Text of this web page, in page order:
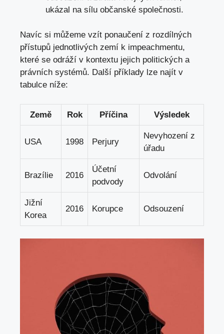
ukázal na sílu občanské společnosti.
Navíc si můžeme vzít ponaučení z rozdílných
přístupů jednotlivých zemí k impeachmentu,
které se odráží v kontextu jejich politických a
právních systémů. Další příklady lze najít v
tabulce níže:
Země Rok Příčina Výsledek
USA 1998 Perjury
Nevyhození z
úřadu
Brazílie 2016
Účetní
podvody
Odvolání
Jižní
Korea
2016 Korupce Odsouzení